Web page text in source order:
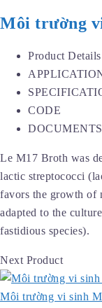
Môi trường
Product Details
CODE
DOCUMENTS
Le M17 Broth was
lactic streptococci
favors the growth of
adapted to the
fastidious species).
Next Product
Môi trường vi sinh